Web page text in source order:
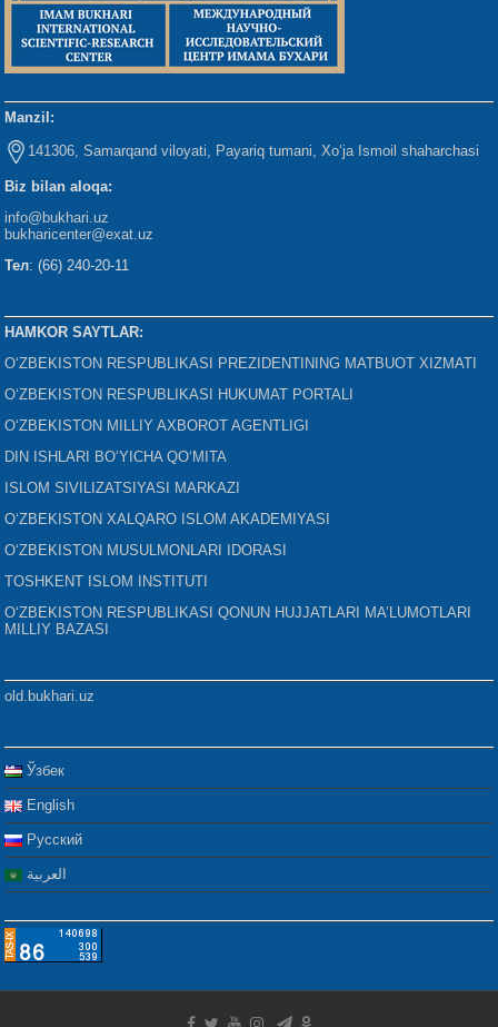
Manzil:
141306, Samarqand viloyati, Payariq tumani, Xo‘ja Ismoil shaharchasi
Biz bilan aloqa:
info@bukhari.uz
bukharicenter@exat.uz
Тел: (66) 240-20-11
HAMKOR SAYTLAR:
O‘ZBEKISTON RESPUBLIKASI PREZIDENTINING MATBUOT XIZMATI
O‘ZBEKISTON RESPUBLIKASI HUKUMAT PORTALI
O‘ZBEKISTON MILLIY AXBOROT AGENTLIGI
DIN ISHLARI BO‘YICHA QO‘MITA
ISLOM SIVILIZATSIYASI MARKAZI
O‘ZBEKISTON XALQARO ISLOM AKADEMIYASI
O‘ZBEKISTON MUSULMONLARI IDORASI
TOSHKENT ISLOM INSTITUTI
O‘ZBEKISTON RESPUBLIKASI QONUN HUJJATLARI MA’LUMOTLARI
MILLIY BAZASI
old.bukhari.uz
Ўзбек
English
Русский
العربية